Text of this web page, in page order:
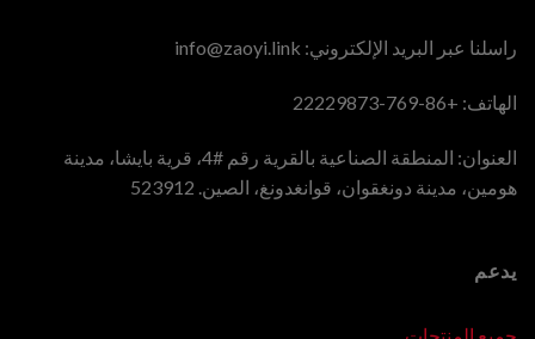
راسلنا عبر البريد الإلكتروني: info@zaoyi.link
الهاتف: +86-769-22229873
العنوان: المنطقة الصناعية بالقرية رقم #4، قرية بايشا، مدينة
هومين، مدينة دونغقوان، قوانغدونغ، الصين. 523912
يدعم